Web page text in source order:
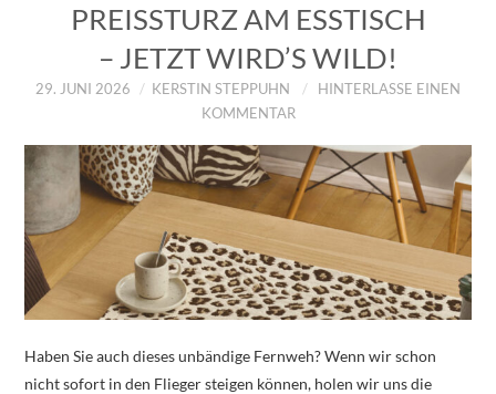
PREISSTURZ AM ESSTISCH
– JETZT WIRD’S WILD!
29. JUNI 2026 KERSTIN STEPPUHN
HINTERLASSE EINEN
KOMMENTAR
Haben Sie auch dieses unbändige Fernweh? Wenn wir schon
nicht sofort in den Flieger steigen können, holen wir uns die